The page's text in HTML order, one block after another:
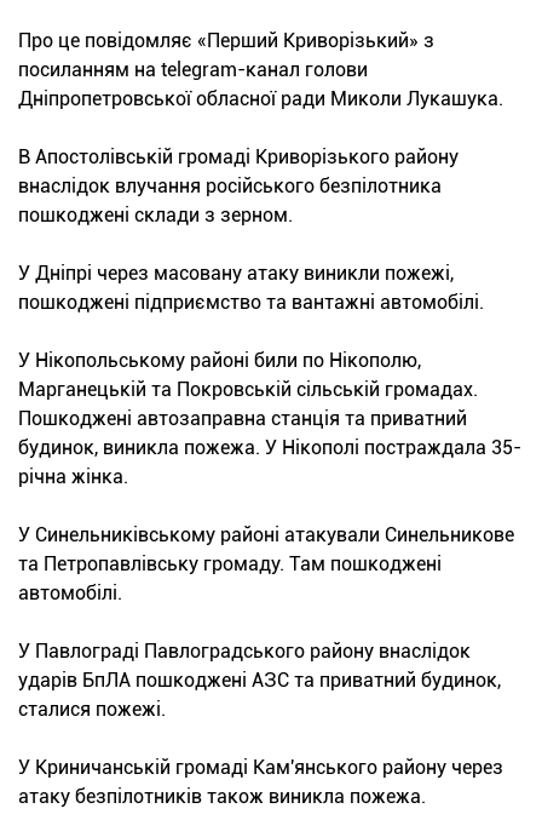
Про це повідомляє «Перший Криворізький» з
посиланням на telegram-канал голови
Дніпропетровської обласної ради Миколи Лукашука.
В Апостолівській громаді Криворізького району
внаслідок влучання російського безпілотника
пошкоджені склади з зерном.
У Дніпрі через масовану атаку виникли пожежі,
пошкоджені підприємство та вантажні автомобілі.
У Нікопольському районі били по Нікополю,
Марганецькій та Покровській сільській громадах.
Пошкоджені автозаправна станція та приватний
будинок, виникла пожежа. У Нікополі постраждала 35-
річна жінка.
У Синельниківському районі атакували Синельникове
та Петропавлівську громаду. Там пошкоджені
автомобілі.
У Павлограді Павлоградського району внаслідок
ударів БпЛА пошкоджені АЗС та приватний будинок,
сталися пожежі.
У Криничанській громаді Кам'янського району через
атаку безпілотників також виникла пожежа.